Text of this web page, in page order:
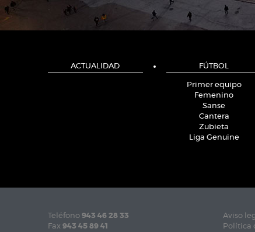
ACTUALIDAD FÚTBOL
Primer equipo
Femenino
Sanse
Cantera
Zubieta
Liga Genuine
Teléfono 943 46 28 33
Fax 943 45 89 41
Aviso
Política